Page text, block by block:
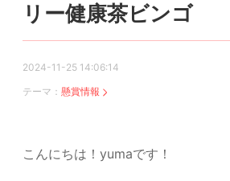
リー健康茶ビンゴ
2024-11-25 14:06:14
テーマ： 懸賞情報
こんにちは！yumaです！